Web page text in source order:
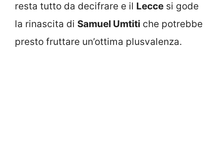
resta tutto da decifrare e il Lecce si gode
la rinascita di Samuel Umtiti che potrebbe
presto fruttare un’ottima plusvalenza.